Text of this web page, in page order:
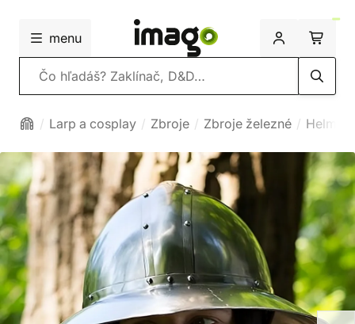
menu
Vyhľadávanie
Larp a cosplay Zbroje Zbroje železné Helmy